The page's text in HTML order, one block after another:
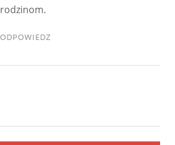
rodzinom.
ODPOWIEDZ